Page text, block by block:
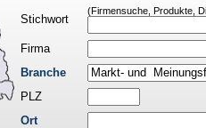
Stichwort
(Firmensuche, Produkte,
Firma
Branche
PLZ
Ort